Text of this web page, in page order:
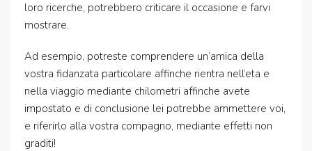
loro ricerche, potrebbero criticare il occasione e farvi
mostrare.
Ad esempio, potreste comprendere un’amica della
vostra fidanzata particolare affinche rientra nell’eta e
nella viaggio mediante chilometri affinche avete
impostato e di conclusione lei potrebbe ammettere voi,
e riferirlo alla vostra compagno, mediante effetti non
graditi!